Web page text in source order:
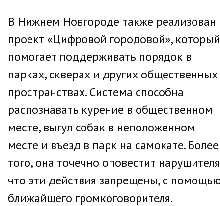
В Нижнем Новгороде также реализован
проект «Цифровой городовой», который
помогает поддерживать порядок в
парках, скверах и других общественных
пространствах. Система способна
распознавать курение в общественном
месте, выгул собак в неположенном
месте и въезд в парк на самокате. Более
того, она точечно оповестит
что эти действия запрещены, с
ближайшего громкоговорителя.